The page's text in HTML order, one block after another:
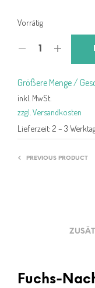
Vorrätig
Größere Menge /
inkl. MwSt.
zzgl. Versandkosten
Lieferzeit: 2 – 3
PREVIOUS PRODUCT
Fuchs-